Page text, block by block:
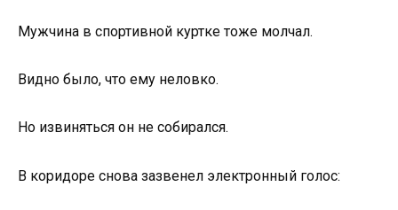
Мужчина в спортивной куртке тоже молчал.
Видно было, что ему неловко.
Но извиняться он не собирался.
В коридоре снова зазвенел электронный голос: